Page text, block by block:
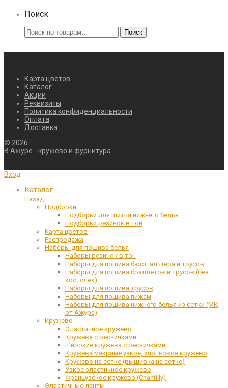
Поиск
Искать: Поиск
Карта цветов
Каталог
Акции
Реквизиты
Политика конфиденциальности
Оплата
Доставка
© 2026
В Ажуре - кружево и фурнитура
Вход
Каталог
Назад
Подборки
Подборки для шитья нижнего белья
Подборки резинок в тон
Карта цветов
Распродажа
Наборы для пошива белья
Наборы резинок в тон
Наборы для пошива бюстгальтера и трусов
Наборы для пошива браллетов и трусов (без
косточек)
Наборы для пошива трусов
Наборы для пошива пижам
Наборы для пошива нижнего белья из сетки (МК
от Ажура)
Кружево
Эластичное кружево
Кружева с ресничками
Широкие кружева с ресничками
Кружева макраме узкое, хлопковое кружево
Кружево на сетке (вышивка на сетке)
Узкое эластичное кружево
Французское кружево (Chantilly)
Эластичные ленты